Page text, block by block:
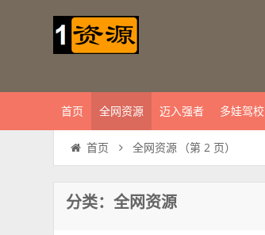
首页 全网资源 迈入强者 多娃驾校
首页 全网资源 （第 2 页）
分类：全网资源